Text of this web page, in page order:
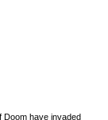
Doom have invaded